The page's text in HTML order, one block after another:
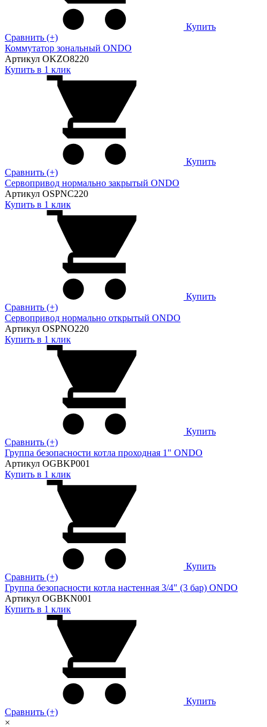
Купить
Сравнить (+)
Коммутатор зональный ONDO
Артикул OKZO8220
Купить в 1 клик
Купить
Сравнить (+)
Сервопривод нормально закрытый ONDO
Артикул OSPNC220
Купить в 1 клик
Купить
Сравнить (+)
Сервопривод нормально открытый ONDO
Артикул OSPNO220
Купить в 1 клик
Купить
Сравнить (+)
Группа безопасности котла проходная 1" ONDO
Артикул OGBKP001
Купить в 1 клик
Купить
Сравнить (+)
Группа безопасности котла настенная 3/4" (3 бар) ONDO
Артикул OGBKN001
Купить в 1 клик
Купить
Сравнить (+)
×